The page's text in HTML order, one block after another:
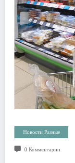
Новости Разные
0 Комментарии